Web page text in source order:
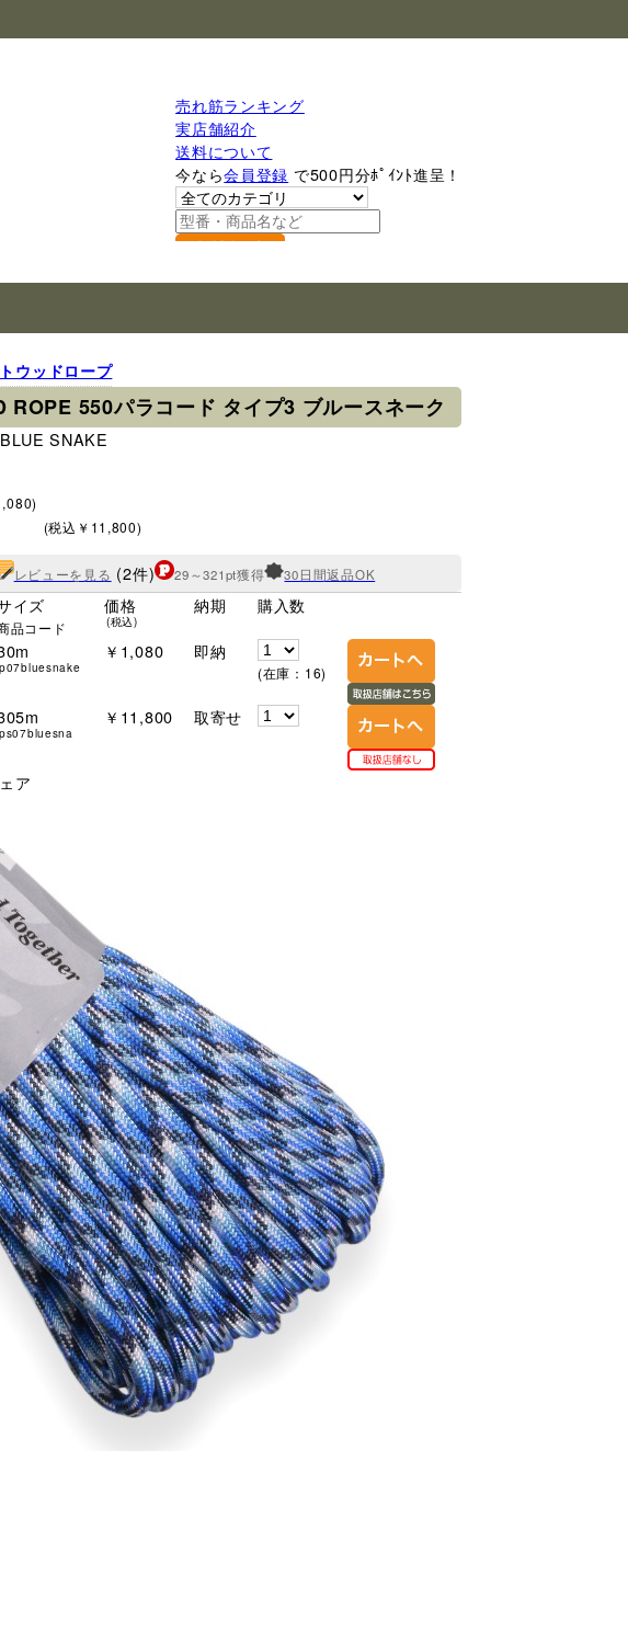
売れ筋ランキング
実店舗紹介
送料について
今なら会員登録 で500円分ﾎﾟｲﾝﾄ進呈！
ウッドロープ
ROPE 550パラコード タイプ3 ブルースネーク
SNAKE
税込￥11,800)
レビューを見る (2件) 29～321pt獲得 30日間返品OK
イズ
品コード
価格
(税込)
納期
購入数
p07bluesnake
￥1,080 即納
(在庫：16)
ps07bluesna
￥11,800 取寄せ
ア